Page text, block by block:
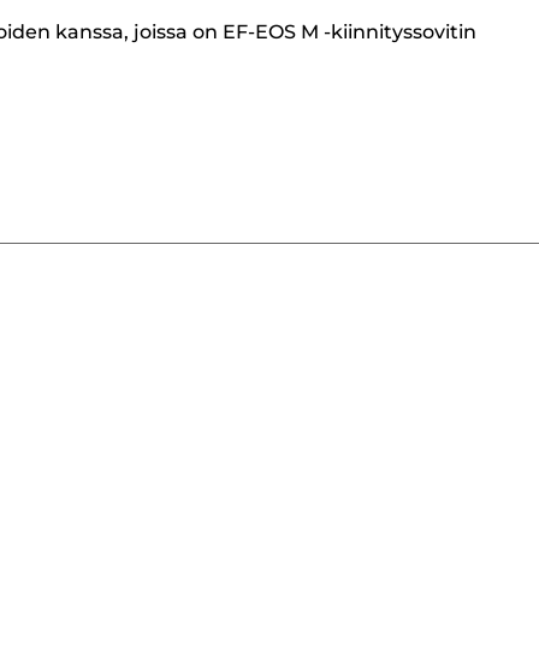
kanssa, joissa on EF-EOS M -kiinnityssovitin